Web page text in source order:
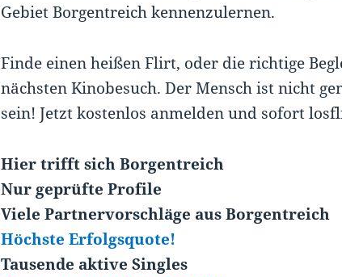
Gebiet Borgentreich kennenzulernen.
Finde einen heißen Flirt, oder die richtige
nächsten Kinobesuch. Der Mensch ist nicht
sein! Jetzt kostenlos anmelden und sofort
Hier trifft sich Borgentreich
Nur geprüfte Profile
Viele Partnervorschläge aus Borgentreich
Höchste Erfolgsquote!
Tausende aktive Singles